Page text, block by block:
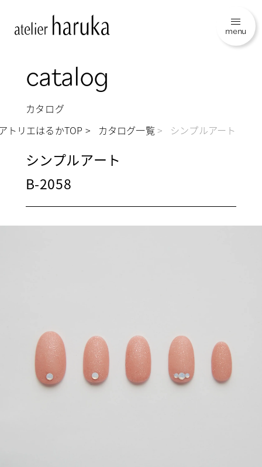
menu
catalog
カタログ
トリエはるかTOP
カタログ一覧 シンプルアート
シンプルアート
B-2058